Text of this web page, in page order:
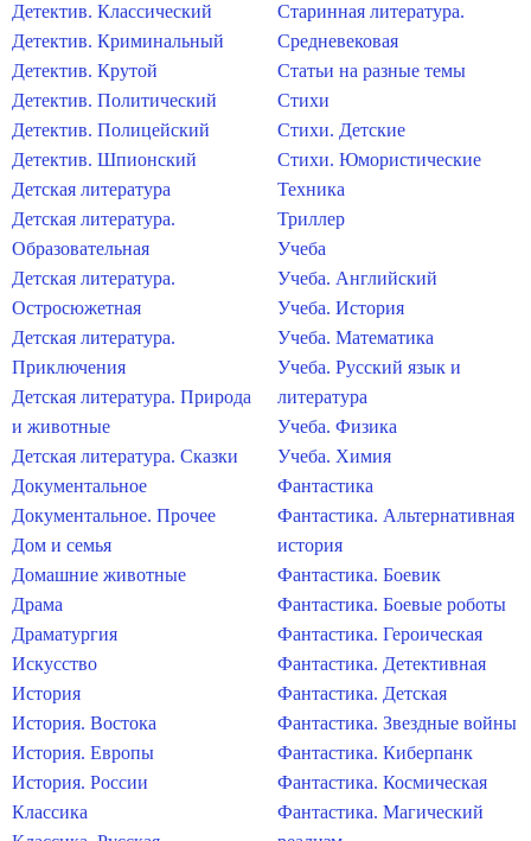
Детектив. Классический
Детектив. Криминальный
Детектив. Крутой
Детектив. Политический
Детектив. Полицейский
Детектив. Шпионский
Детская литература
Детская литература.
Образовательная
Детская литература.
Остросюжетная
Детская литература.
Приключения
Детская литература. Природа
и животные
Детская литература. Сказки
Документальное
Документальное. Прочее
Дом и семья
Домашние животные
Драма
Драматургия
Искусство
История
История. Востока
История. Европы
История. России
Классика
Старинная литература.
Средневековая
Статьи на разные темы
Стихи
Стихи. Детские
Стихи. Юмористические
Техника
Триллер
Учеба
Учеба. Английский
Учеба. История
Учеба. Математика
Учеба. Русский язык и
литература
Учеба. Физика
Учеба. Химия
Фантастика
Фантастика. Альтернативная
история
Фантастика. Боевик
Фантастика. Боевые роботы
Фантастика. Героическая
Фантастика. Детективная
Фантастика. Детская
Фантастика. Звездные войны
Фантастика. Киберпанк
Фантастика. Космическая
Фантастика. Магический